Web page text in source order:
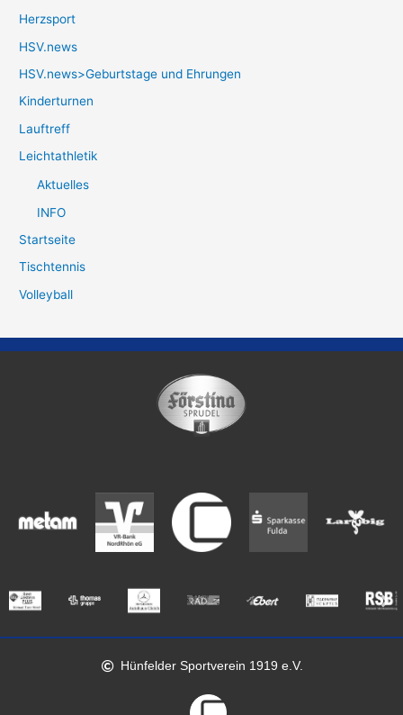
Herzsport
HSV.news
HSV.news>Geburtstage und Ehrungen
Kinderturnen
Lauftreff
Leichtathletik
Aktuelles
INFO
Startseite
Tischtennis
Volleyball
Hünfelder Sportverein 1919 e.V.